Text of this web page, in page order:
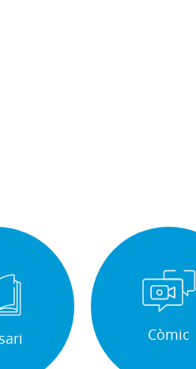
Còmic